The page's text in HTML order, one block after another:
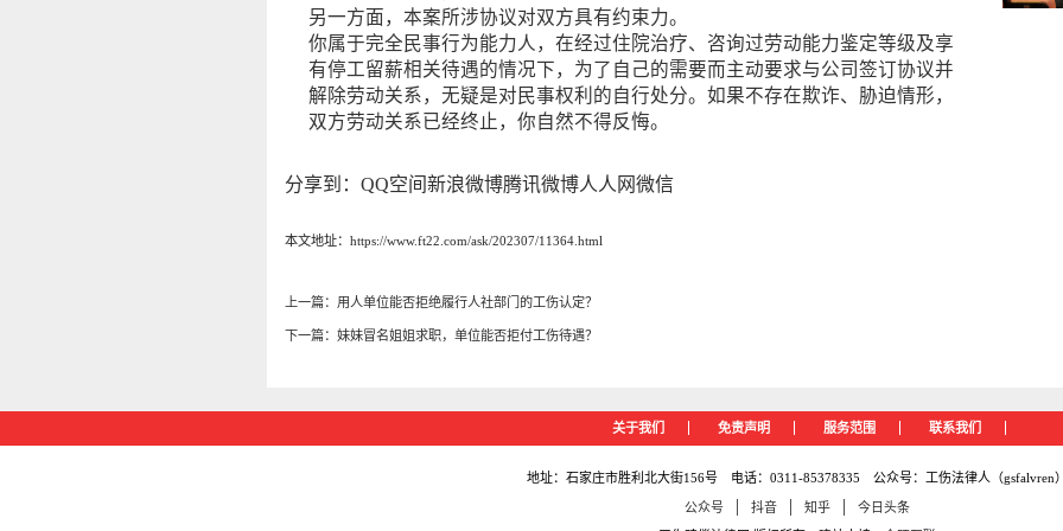
另一方面，本案所涉协议对双方具有约束力。
你属于完全民事行为能力人，在经过住院治疗、咨询过劳动能力鉴定等级及享
有停工留薪相关待遇的情况下，为了自己的需要而主动要求与公司签订协议并
解除劳动关系，无疑是对民事权利的自行处分。如果不存在欺诈、胁迫情形，
双方劳动关系已经终止，你自然不得反悔。
分享到： QQ空间新浪微博腾讯微博人人网微信
本文地址：https://www.ft22.com/ask/202307/11364.html
上一篇： 用人单位能否拒绝履行人社部门的工伤认定？
下一篇： 妹妹冒名姐姐求职，单位能否拒付工伤待遇？
关于我们 免责声明 服务范围 联系我们
地址：石家庄市胜利北大街156号 电话：0311-85378335 公众号：工伤法律人（gsfalvren
公众号 | 抖音 | 知乎 |
今日头条